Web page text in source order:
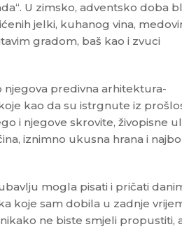
U zimsko, adventsko doba
jelki, kuhanog vina,
gradom, baš kao i zvuci
njegova predivna arhitektura-
kao da su istrgnute iz
i njegove skrovite, živopisne
iznimno ukusna hrana i
mogla pisati i pričati
koje sam dobila u zadnje
ne biste smjeli propustiti,